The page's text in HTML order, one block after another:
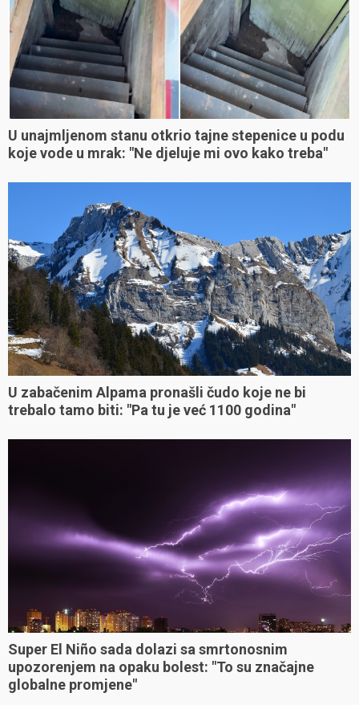
U unajmljenom stanu otkrio tajne stepenice u podu
koje vode u mrak: "Ne djeluje mi ovo kako treba"
U zabačenim Alpama pronašli čudo koje ne bi
trebalo tamo biti: "Pa tu je već 1100 godina"
Super El Niño sada dolazi sa smrtonosnim
upozorenjem na opaku bolest: "To su značajne
globalne promjene"